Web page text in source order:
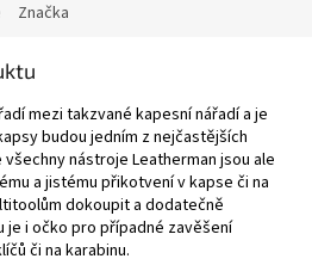
Značka
mezi takzvané kapesní nářadí a je
budou jedním z nejčastějších
nástroje Leatherman jsou ale
a jistému přikotvení v kapse či na
dokoupit a dodatečně
je i očko pro případné zavěšení
či na karabinu.